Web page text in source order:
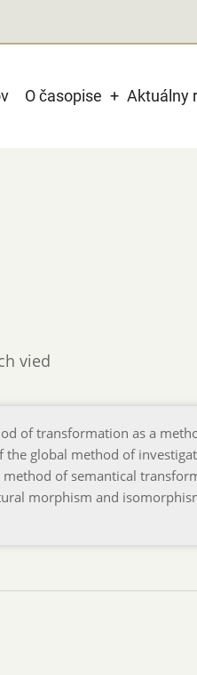
O časopise Aktuálny
vied
of transformation as a
global method of
of semantical
morphism and